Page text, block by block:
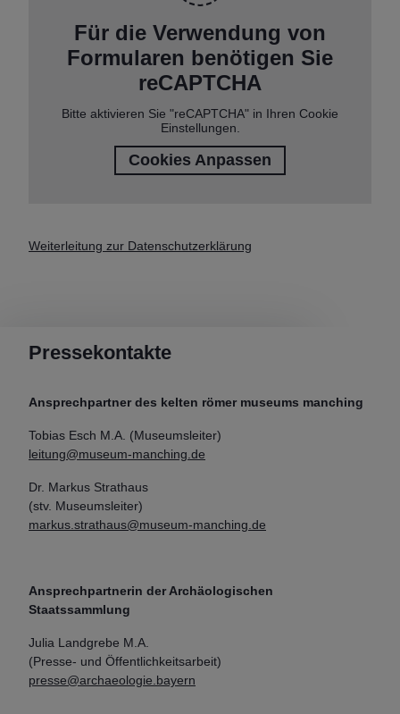
Für die Verwendung von
Formularen benötigen Sie
reCAPTCHA
Bitte aktivieren Sie "reCAPTCHA" in Ihren Cookie
Einstellungen.
Cookies Anpassen
Weiterleitung zur Datenschutzerklärung
Pressekontakte
Ansprechpartner des kelten römer museums manching
Tobias Esch M.A. (Museumsleiter)
leitung@museum-manching.de
Dr. Markus Strathaus
(stv. Museumsleiter)
markus.strathaus@museum-manching.de
Ansprechpartnerin der Archäologischen
Staatssammlung
Julia Landgrebe M.A.
(Presse- und Öffentlichkeitsarbeit)
presse@archaeologie.bayern